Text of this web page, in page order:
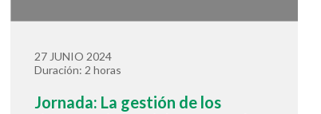
27 JUNIO 2024
Duración: 2 horas
Jornada: La gestión de los